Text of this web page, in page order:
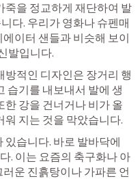
죽을 정교하게 재단하여 발
다. 우리가 영화나 슈펜매
이터 샌들과 비슷해 보이
발입니다.
방적인 디자인은 장거리 행
습기를 내보내서 발에 생
한 강을 건너거나 비가 올
지는 것을 막았습니다.
있습니다. 바로 발바닥에
. 이는 요즘의 축구화나 아
운 진흙탕이나 가파른 언